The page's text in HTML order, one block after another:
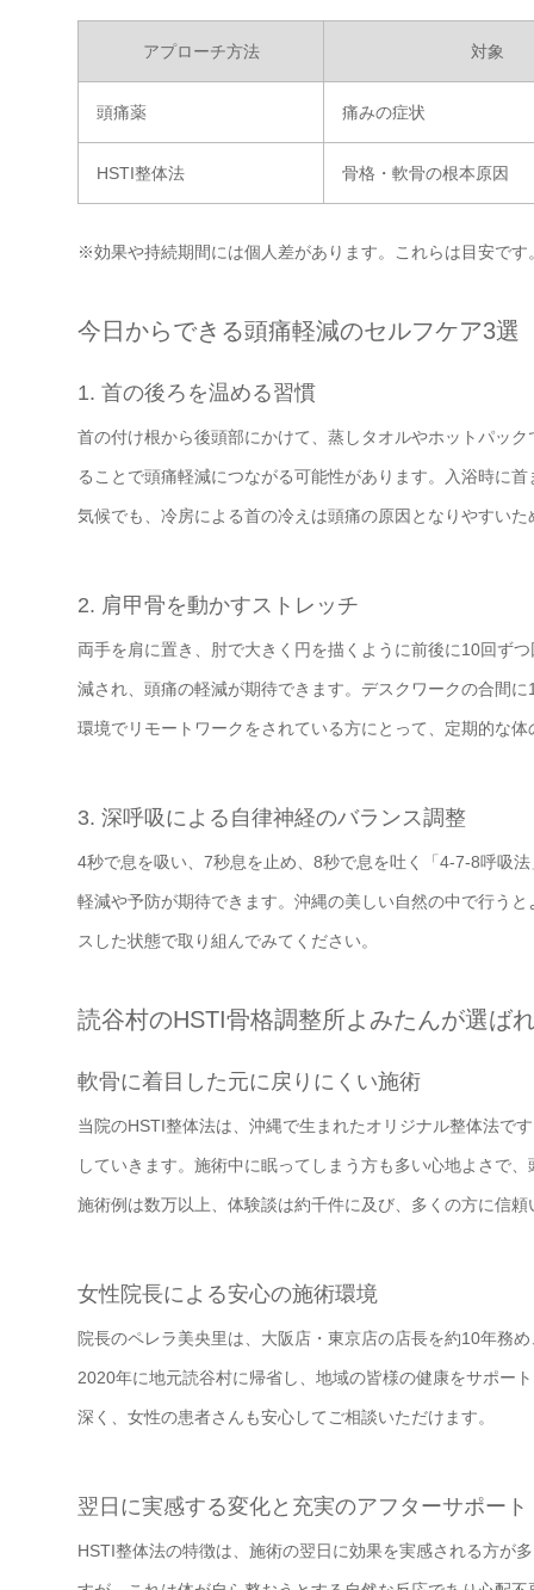
アプローチ方法 対象
頭痛薬 痛みの症状
HSTI整体法 骨格・軟骨の根本原因
※効果や持続期間には個人差があります。これらは目安です
今日からできる頭痛軽減のセルフケア3選
1. 首の後ろを温める習慣
首の付け根から後頭部にかけて、蒸しタオルやホットパッ
ることで頭痛軽減につながる可能性があります。入浴時に
気候でも、冷房による首の冷えは頭痛の原因となりやすい
2. 肩甲骨を動かすストレッチ
両手を肩に置き、肘で大きく円を描くように前後に10回ず
減され、頭痛の軽減が期待できます。デスクワークの合間
環境でリモートワークをされている方にとって、定期的な
3. 深呼吸による自律神経のバランス調整
4秒で息を吸い、7秒息を止め、8秒で息を吐く「4-7-8呼吸
軽減や予防が期待できます。沖縄の美しい自然の中で行う
スした状態で取り組んでみてください。
読谷村のHSTI骨格調整所よみたんが選ば
軟骨に着目した元に戻りにくい施術
当院のHSTI整体法は、沖縄で生まれたオリジナル整体法で
していきます。施術中に眠ってしまう方も多い心地よさで
施術例は数万以上、体験談は約千件に及び、多くの方に信
女性院長による安心の施術環境
院長のペレラ美央里は、大阪店・東京店の店長を約10年務
2020年に地元読谷村に帰省し、地域の皆様の健康をサポー
深く、女性の患者さんも安心してご相談いただけます。
翌日に実感する変化と充実のアフターサポート
HSTI整体法の特徴は、施術の翌日に効果を実感される方が